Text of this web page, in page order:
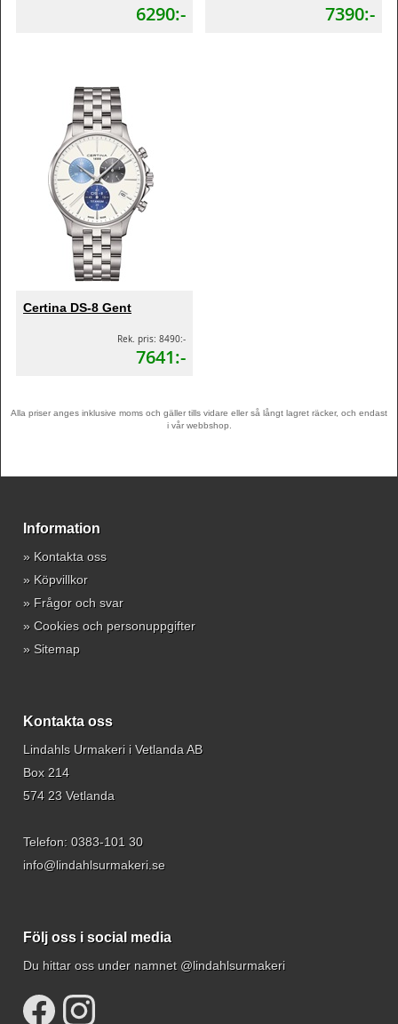
6290:- 7390:-
Certina DS-8 Gent
Rek. pris: 8490:-
7641:-
Alla priser anges inklusive moms och gäller tills vidare eller så långt lagret räcker, och endast
i vår webbshop.
Information
» Kontakta oss
» Köpvillkor
» Frågor och svar
» Cookies och personuppgifter
» Sitemap
Kontakta oss
Lindahls Urmakeri i Vetlanda AB
Box 214
574 23 Vetlanda
Telefon: 0383-101 30
info@lindahlsurmakeri.se
Följ oss i social media
Du hittar oss under namnet @lindahlsurmakeri